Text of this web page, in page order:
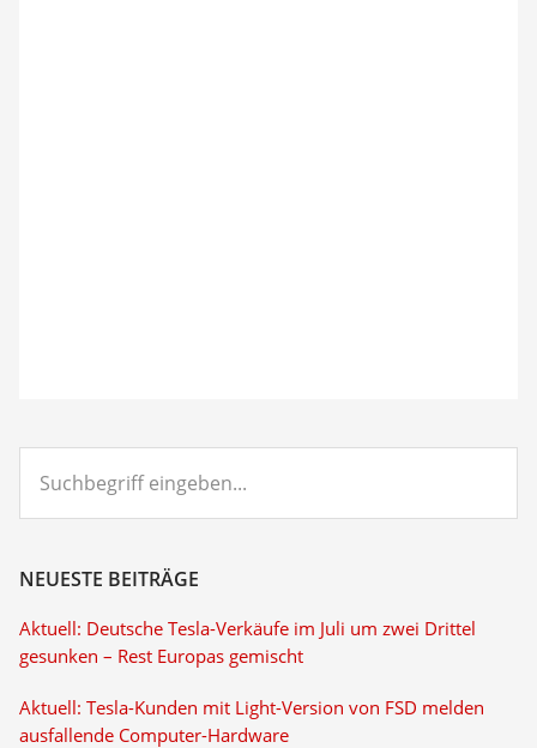
eingeben...
NEUESTE BEITRÄGE
Aktuell: Deutsche Tesla-Verkäufe im Juli um zwei Drittel
gesunken – Rest Europas gemischt
Aktuell: Tesla-Kunden mit Light-Version von FSD melden
ausfallende Computer-Hardware